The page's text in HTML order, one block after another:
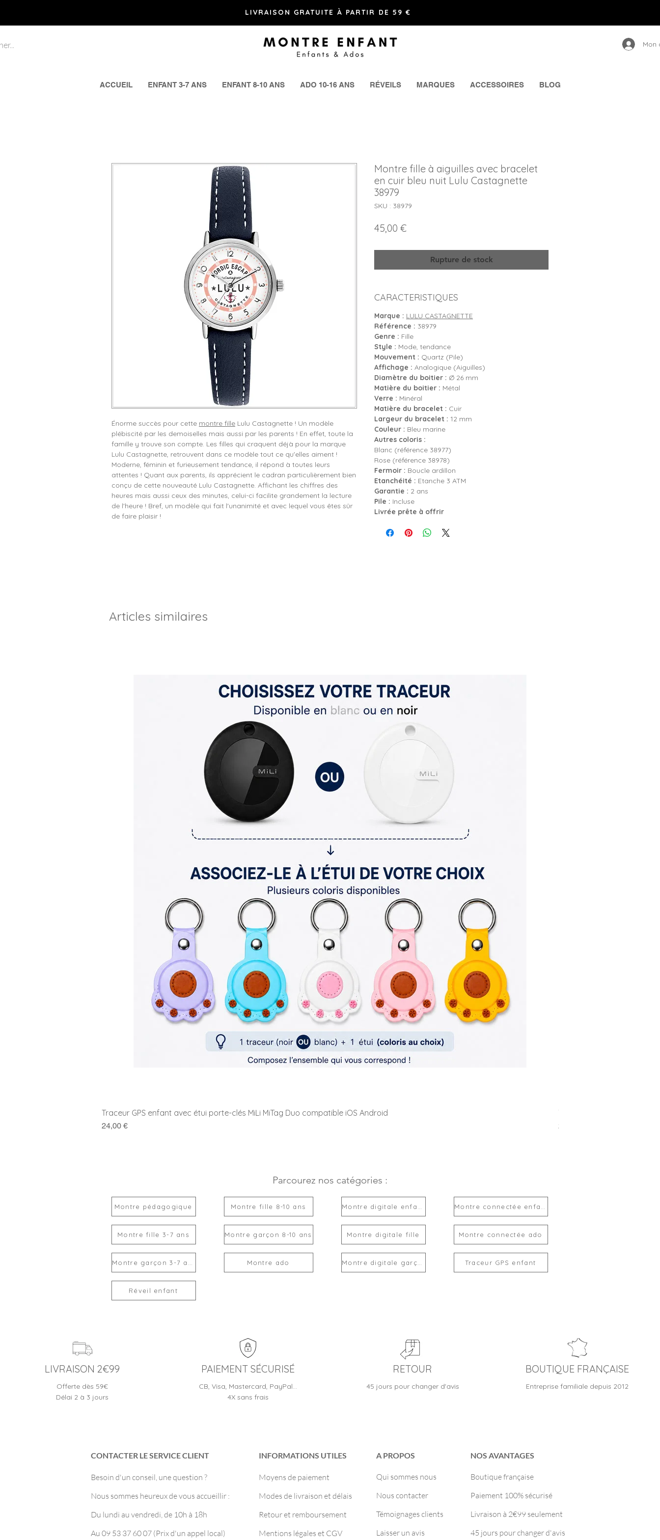
LIVRAISON GRATUITE À PARTIR DE 59 €
Mon
ACCUEIL ENFANT 3-7 ANS ENFANT 8-10 ANS ADO 10-16 ANS RÉVEILS MARQUES ACCESSOIRES BLOG
Énorme succès pour cette montre fille Lulu Castagnette ! Un modèle
plébiscité par les demoiselles mais aussi par les parents ! En effet, toute la
famille y trouve son compte. Les filles qui craquent déjà pour la marque
Lulu Castagnette, retrouvent dans ce modèle tout ce qu'elles aiment !
Moderne, féminin et furieusement tendance, il répond à toutes leurs
attentes ! Quant aux parents, ils apprécient le cadran particulièrement bien
conçu de cette nouveauté Lulu Castagnette. Affichant les chiffres des
heures mais aussi ceux des minutes, celui-ci facilite grandement la lecture
de l'heure ! Bref, un modèle qui fait l'unanimité et avec lequel vous êtes sûr
de faire plaisir !
Montre fille à aiguilles avec bracelet
en cuir bleu nuit Lulu Castagnette
38979
SKU : 38979
45,00 €Prix
Rupture de stock
CARACTERISTIQUES
Marque : LULU CASTAGNETTE
Référence : 38979
Genre : Fille
Style : Mode, tendance
Mouvement : Quartz (Pile)
Affichage : Analogique (Aiguilles)
Diamètre du boitier : Ø 26 mm
Matière du boitier : Métal
Verre : Minéral
Matière du bracelet : Cuir
Largeur du bracelet : 12 mm
Couleur : Bleu marine
Autres coloris :
Blanc (référence 38977)
Rose (référence 38978)
Fermoir : Boucle ardillon
Etanchéité : Etanche 3 ATM
Garantie : 2 ans
Pile : Incluse
Livrée prête à offrir
Articles similaires
Traceur GPS enfant avec étui porte-clés MiLi MiTag Duo compatible iOS Android
Prix
24,00 €
Traceur GPS enfant MiLi
Prix
24,00 €
Parcourez nos catégories :
Montre pédagogique
Montre fille 3-7 ans
Montre fille 8-10 ans
Montre garçon 8-10 ans
Montre ado
Montre digitale fille Montre connectée ado
Traceur GPS enfant
Réveil enfant
LIVRAISON 2€99
Offerte dès 59€
Délai 2 à 3 jours
PAIEMENT SÉCURISÉ
CB, Visa, Mastercard, PayPal…
4X sans frais
RETOUR
45 jours pour changer d'avis
BOUTIQUE FRANÇAISE
Entreprise familiale depuis 2012
CONTACTER LE SERVICE CLIENT
Besoin d'un conseil, une question ?
Nous sommes heureux de vous accueillir :
Du lundi au vendredi, de 10h à 18h
Au 09 53 37 60 07 (Prix d'un appel local)
INFORMATIONS UTILES
Moyens de paiement
Modes de livraison et délais
Retour et remboursement
Mentions légales et CGV
A PROPOS
Qui sommes nous
Nous contacter
Témoignages clients
Laisser un avis
NOS AVANTAGES
Boutique française
Paiement 100% sécurisé
Livraison à 2€99 seulement
45 jours pour changer d'avis